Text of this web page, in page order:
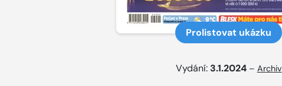
Prolistovat ukázku
Vydání: 3.1.2024 – Archiv